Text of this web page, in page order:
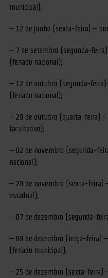
municipal);
– 12 de junho (sexta-feira) –
– 7 de setembro (segunda-feira)
(feriado nacional);
– 12 de outubro (segunda-feira)
(feriado nacional);
– 28 de outubro (quarta-feira) –
facultativo);
– 02 de novembro (segunda-
nacional);
– 20 de novembro (sexta-feira)
estadual);
– 07 de dezembro (segunda-
– 08 de dezembro (terça-feira) –
(feriado municipal);
– 25 de dezembro (sexta-feira)